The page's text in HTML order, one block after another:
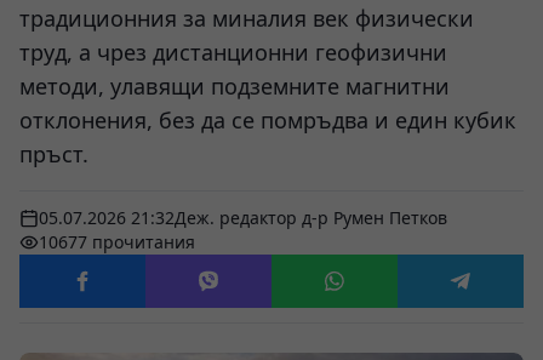
традиционния за миналия век физически
труд, а чрез дистанционни геофизични
методи, улавящи подземните магнитни
отклонения, без да се помръдва и един кубик
пръст.
05.07.2026 21:32Деж. редактор д-р Румен Петков
10677 прочитания